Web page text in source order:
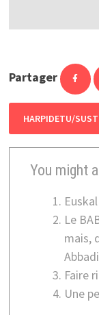
Partager
HARPIDETU/
You might
Le
mais,
Faire
Une